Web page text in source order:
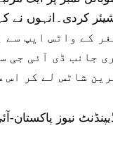
کے واٹس ایپ سے
جانب ڈی آئی جی
شاٹس لے کر
نیوز پاکستان-